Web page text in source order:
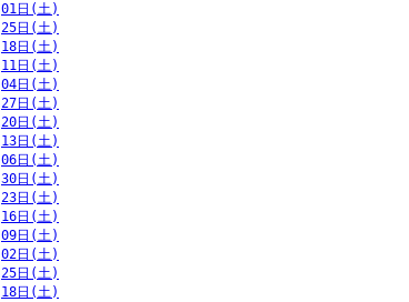
01日(土)
25日(土)
18日(土)
11日(土)
04日(土)
27日(土)
20日(土)
13日(土)
06日(土)
30日(土)
23日(土)
16日(土)
09日(土)
02日(土)
25日(土)
18日(土)